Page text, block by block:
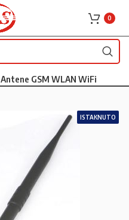
0
Antene GSM WLAN WiFi
ISTAKNUTO